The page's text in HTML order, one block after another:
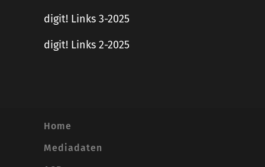
digit! Links 3-2025
digit! Links 2-2025
Home
Mediadaten